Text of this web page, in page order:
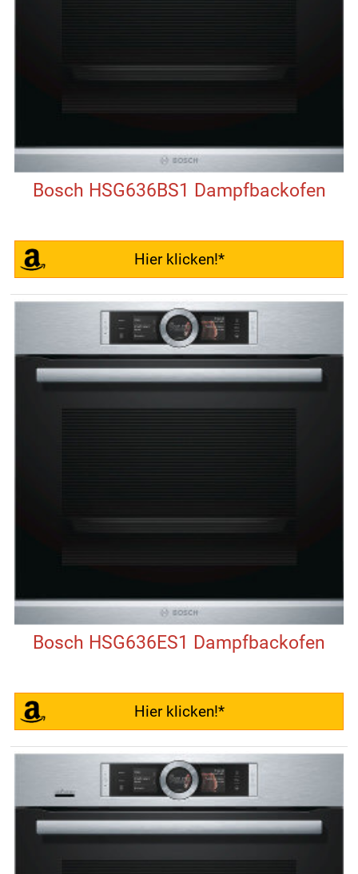
Bosch HSG636BS1 Dampfbackofen
Hier klicken!*
Bosch HSG636ES1 Dampfbackofen
Hier klicken!*